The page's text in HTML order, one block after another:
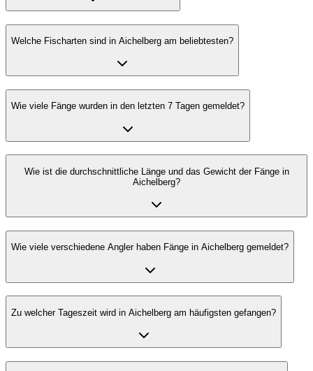
Welche Fischarten sind in Aichelberg am beliebtesten?
Wie viele Fänge wurden in den letzten 7 Tagen gemeldet?
Wie ist die durchschnittliche Länge und das Gewicht der Fänge in
Aichelberg?
Wie viele verschiedene Angler haben Fänge in Aichelberg gemeldet?
Zu welcher Tageszeit wird in Aichelberg am häufigsten gefangen?